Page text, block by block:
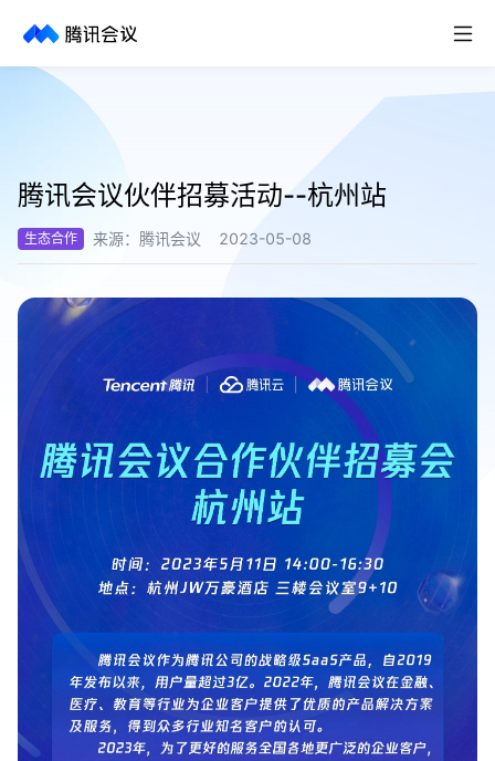
取消
历史搜索
腾讯会议伙伴招募活动--杭州站
生态合作 来源： 腾讯会议 2023-05-08